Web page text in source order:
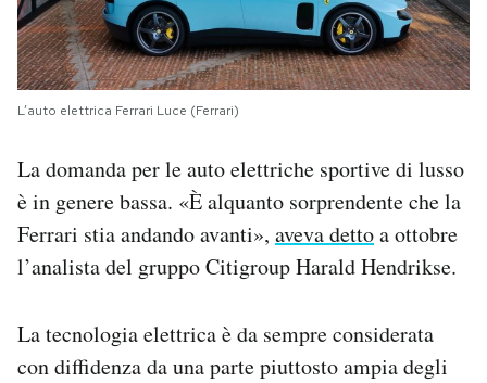
L’auto elettrica Ferrari Luce (Ferrari)
La domanda per le auto elettriche sportive di lusso
è in genere bassa. «È alquanto sorprendente che la
Ferrari stia andando avanti», aveva dettoa ottobre
l’analista del gruppo Citigroup Harald Hendrikse.
La tecnologia elettrica è da sempre considerata
con diffidenza da una parte piuttosto ampia degli